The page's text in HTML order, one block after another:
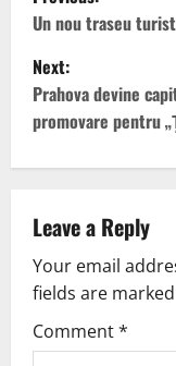
Un nou traseu
Next:
Prahova devine
promovare pentru
Leave a Reply
Your email
fields are marked
Comment*